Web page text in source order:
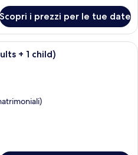
Scopri i prezzi per le tue date
Una camera d'albergo con due letti,
+ 1 child)